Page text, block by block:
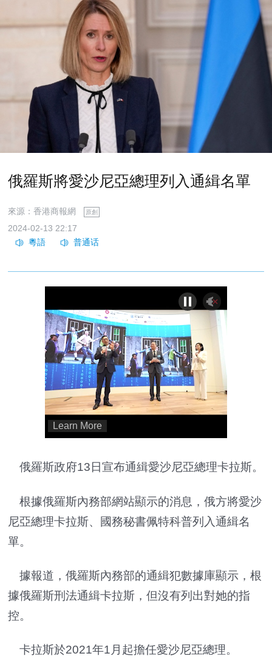
俄羅斯將愛沙尼亞總理列入通緝名單
來源：香港商報網 原創
2024-02-13 22:17
俄羅斯政府13日宣布通緝愛沙尼亞總理卡拉斯。
根據俄羅斯內務部網站顯示的消息，俄方將愛沙
尼亞總理卡拉斯、國務秘書佩特科普列入通緝名
單。
據報道，俄羅斯內務部的通緝犯數據庫顯示，根
據俄羅斯刑法通緝卡拉斯，但沒有列出對她的指
控。
卡拉斯於2021年1月起擔任愛沙尼亞總理。